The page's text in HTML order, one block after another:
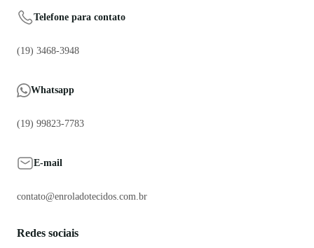
Telefone para contato
(19) 3468-3948
Whatsapp
(19) 99823-7783
E-mail
contato@enroladotecidos.com.br
Redes sociais